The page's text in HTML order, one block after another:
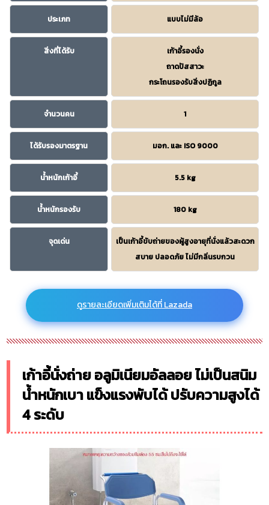
ประเภท แบบไม่มีล้อ
สิ่งที่ได้รับ
เก้าอี้รองนั่ง
ถาดปัสสาวะ
กระโถนรองรับสิ่งปฏิกูล
จำนวนคน 1
ได้รับรองมาตรฐาน มอก. และ ISO 9000
น้ำหนักเก้าอี้ 5.5 kg
น้ำหนักรองรับ 180 kg
จุดเด่น
เป็นเก้าอี้ขับถ่ายของผู้สูงอายุที่นั่งแล้วสะดวก
สบาย ปลอดภัย ไม่มีกลิ่นรบกวน
ดูรายละเอียดเพิ่มเติมได้ที่ Lazada
เก้าอี้นั่งถ่าย อลูมิเนียมอัลลอย ไม่เป็นสนิม
น้ำหนักเบา แข็งแรงพับได้ ปรับความสูงได้
4 ระดับ